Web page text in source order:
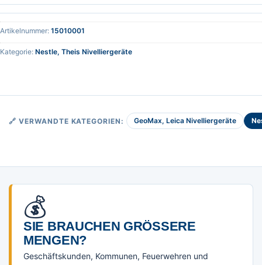
Artikelnummer: 15010001
Kategorie: Nestle, Theis Nivelliergeräte
🔗 VERWANDTE KATEGORIEN: GeoMax, Leica Nivelliergeräte
💰
SIE BRAUCHEN GRÖSSERE M
ENGEN?
Geschäftskunden, Kommunen, Feuerwehren und